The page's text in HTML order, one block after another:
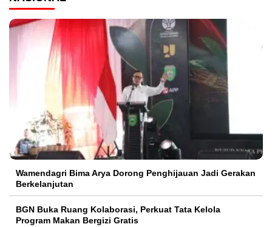
Wamendagri Bima Arya Dorong Penghijauan Jadi Gerakan
Berkelanjutan
BGN Buka Ruang Kolaborasi, Perkuat Tata Kelola
Program Makan Bergizi Gratis